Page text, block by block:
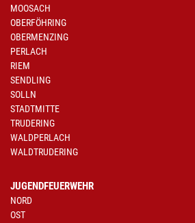
MOOSACH
OBERFÖHRING
OBERMENZING
PERLACH
RIEM
SENDLING
SOLLN
STADTMITTE
TRUDERING
WALDPERLACH
WALDTRUDERING
JUGENDFEUERWEHR
NORD
OST